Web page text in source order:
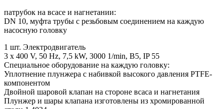
патрубок на всасе и нагнетании:
DN 10, муфта трубы с резьбовым соединением на каждую
насосную головку
1 шт. Электродвигатель
3 x 400 V, 50 Hz, 7,5 kW, 3000 1/min, B5, IP 55
Специальное оборудование на каждую головку:
Уплотнение плунжера с набивкой высокого давления PTFE-
компонентом
Двойной шаровой клапан на стороне всаса и нагнетания
Плунжер и шары клапана изготовлены из хромированной